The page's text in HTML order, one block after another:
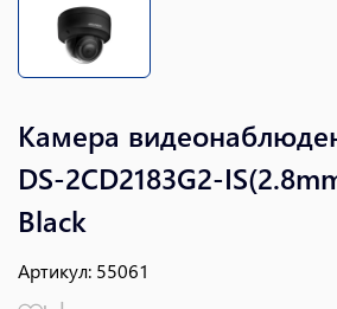
Камера
DS-2CD2183G2-
Black
Артикул: 55061